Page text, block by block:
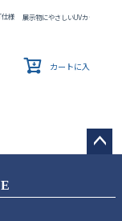
仕様 展示物にやさしいUVカットPET仕
カートに入れる
ップ